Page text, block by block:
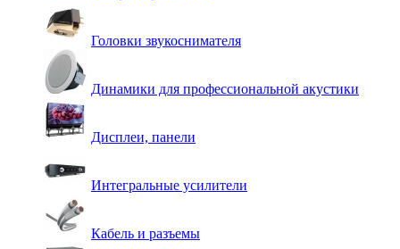
Головки звукоснимателя
Динамики для профессиональной акустики
Дисплеи, панели
Интегральные усилители
Кабель и разъемы